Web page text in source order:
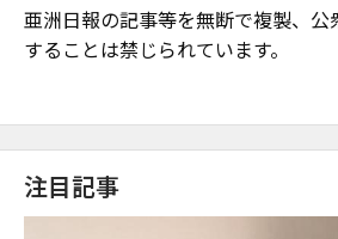
亜洲日報の記事等を無断で複製、公
することは禁じられています。
注目記事